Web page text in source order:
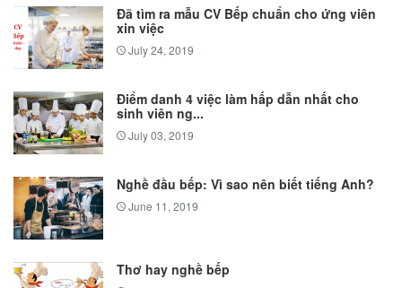
Đã tìm ra mẫu CV Bếp chuẩn cho ứng viên
xin việc
July 24, 2019
Điểm danh 4 việc làm hấp dẫn nhất cho
sinh viên ng...
July 03, 2019
Nghề đầu bếp: Vì sao nên biết tiếng Anh?
June 11, 2019
Thơ hay nghề bếp